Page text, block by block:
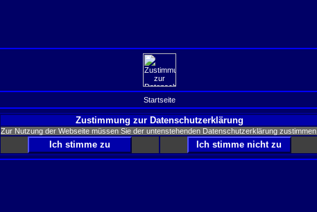
Startseite
Zustimmung zur Datenschutzerklärung
Zur Nutzung der Webseite müssen Sie der untenstehenden Datenschutzerklärung zustimmen.